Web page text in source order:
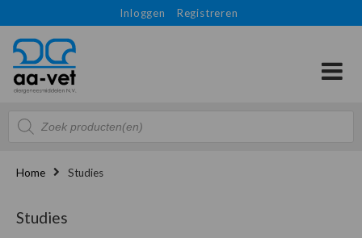
Inloggen Registreren
Producten
zoeken
Home Studies
Studies